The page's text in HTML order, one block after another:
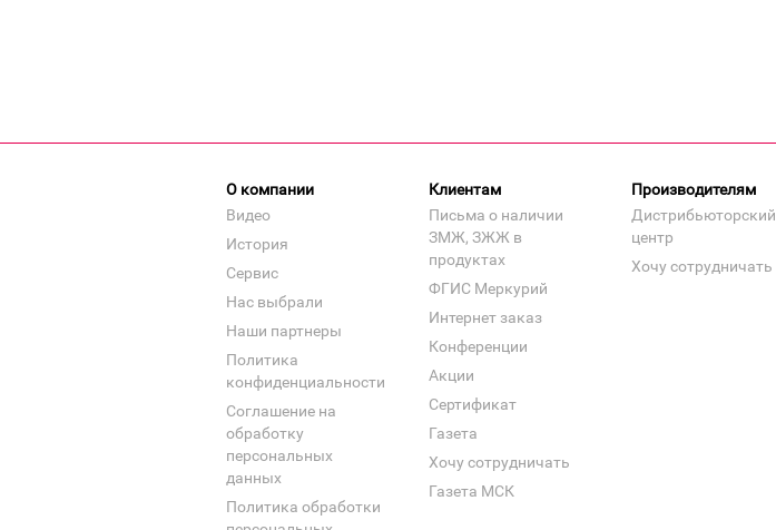
О компании
Видео
История
Сервис
Нас выбрали
Наши партнеры
Политика
конфиденциальности
Соглашение на
обработку
персональных
данных
Политика обработки
Клиентам
Письма о наличии
ЗМЖ, ЗЖЖ в
продуктах
ФГИС Меркурий
Интернет заказ
Конференции
Акции
Сертификат
Газета
Хочу сотрудничать
Газета МСК
Производителям
Дистрибьюторский
центр
Хочу сотрудничать